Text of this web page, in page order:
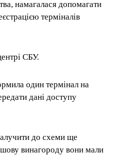
намагалася допомагати
терміналів
СБУ.
один термінал на
дані доступу
до схеми ще
винагороду вони мали